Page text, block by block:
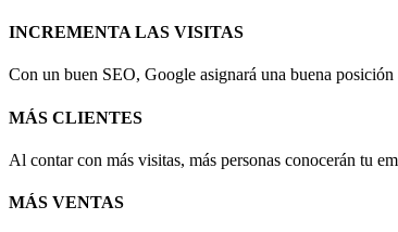
INCREMENTA LAS VISITAS
Con un buen SEO, Google asignará una buena
MÁS CLIENTES
Al contar con más visitas, más personas conocerán tu
MÁS VENTAS